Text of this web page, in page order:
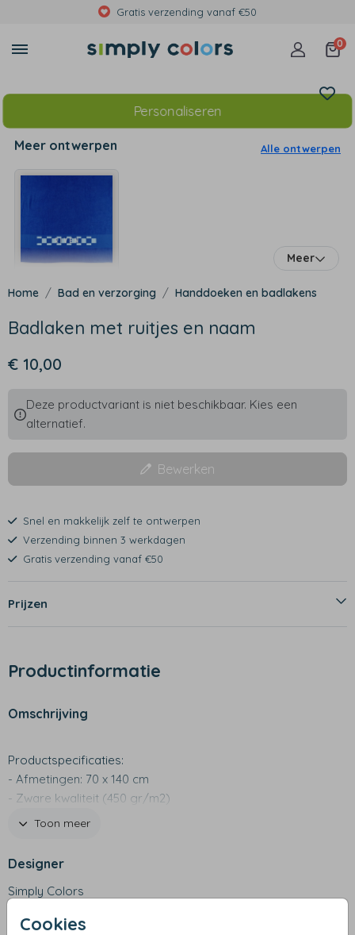
Met foto's, eigen tekst of print
0
Cookies
Personaliseren
Meer ontwerpen Alle ontwerpen
Meer
Bad en verzorging Handdoeken en badlakens
Badlaken met ruitjes en naam
€ 10,00
Deze productvariant is niet beschikbaar. Kies een
alternatief.
Bewerken
Snel en makkelijk zelf te ontwerpen
Verzending binnen 3 werkdagen
Gratis verzending vanaf €50
Prijzen
Productinformatie
Omschrijving
Productspecificaties:
- Afmetingen: 70 x 140 cm
- Zware kwaliteit (450 gr/m2)
- Mooie luxe afwerkingen
Toon meer
Designer
Simply Colors
Collectie